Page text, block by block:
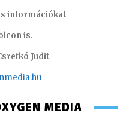
információkat
is.
Judit
nmedia.hu
MEDIA